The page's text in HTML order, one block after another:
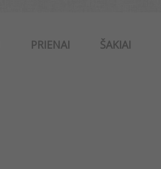
PRIENAI ŠAKIAI